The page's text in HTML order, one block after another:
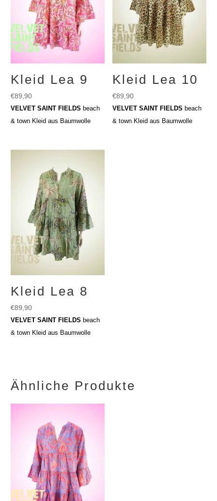
Kleid Lea 9
€89,90
VELVET SAINT FIELDS beach
& town Kleid aus Baumwolle
Kleid Lea 10
€89,90
VELVET SAINT FIELDS beach
& town Kleid aus Baumwolle
Kleid Lea 8
€89,90
VELVET SAINT FIELDS beach
& town Kleid aus Baumwolle
Ähnliche Produkte